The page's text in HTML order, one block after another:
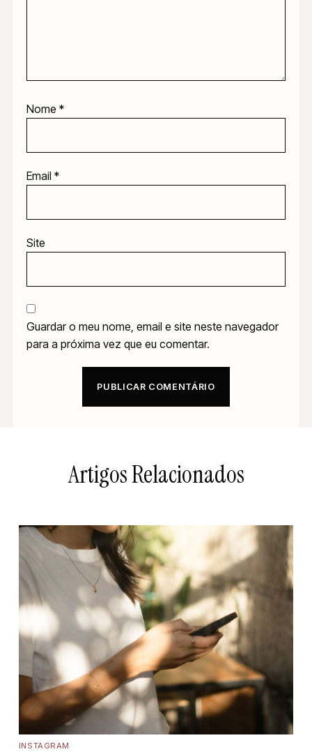
Nome *
Email *
Site
Guardar o meu nome, email e site neste navegador
para a próxima vez que eu comentar.
Artigos Relacionados
INSTAGRAM